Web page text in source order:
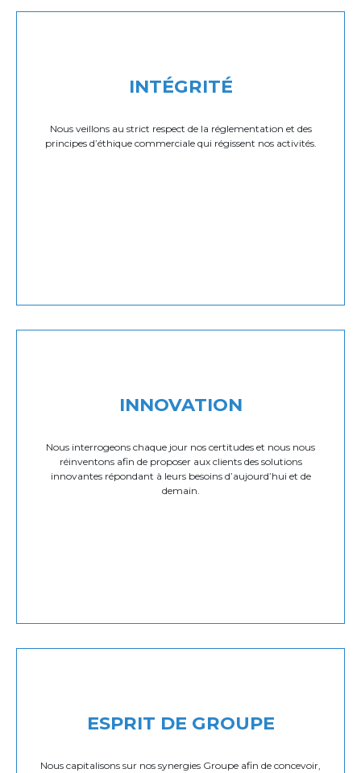
INTÉGRITÉ
Nous veillons au strict respect de la réglementation et des
principes d’éthique commerciale qui régissent nos activités.
INNOVATION
Nous interrogeons chaque jour nos certitudes et nous nous
réinventons afin de proposer aux clients des solutions
innovantes répondant à leurs besoins d’aujourd’hui et de
demain.
ESPRIT DE GROUPE
Nous capitalisons sur nos synergies Groupe afin de concevoir,